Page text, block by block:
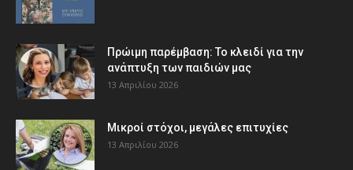
Πρώιμη παρέμβαση: Το κλειδί για την
ανάπτυξη των παιδιών µας
13 Απριλίου 2026
Μικροί στόχοι, μεγάλες επιτυχίες
13 Απριλίου 2026